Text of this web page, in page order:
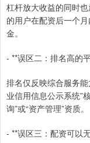
杠杆放大收益的同时
的用户在配资后一个
金。
- **误区二：排名高的
排名仅反映综合服务
业信用信息公示系统”
询”或“资产管理”资质。
- **误区三：配资可以